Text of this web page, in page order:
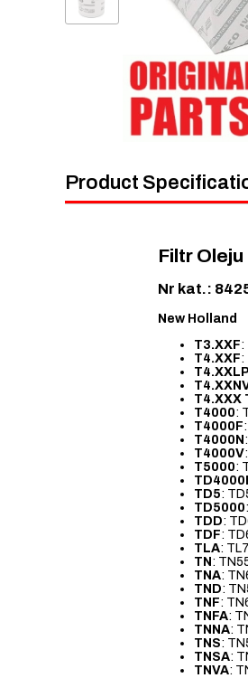
Product
Filtr
Nr kat.:
New Holland
T3.XXF:
T4.XXF:
T4.XXLP
T4.XXX
T4000:
T4000F
T4000N
T4000V
T5000:
TD5:
TD5000
TDD:
TDF:
TLA:
TN:
TNA:
TND:
TNF:
TNFA:
TNNA:
TNS:
TNSA:
TNVA: